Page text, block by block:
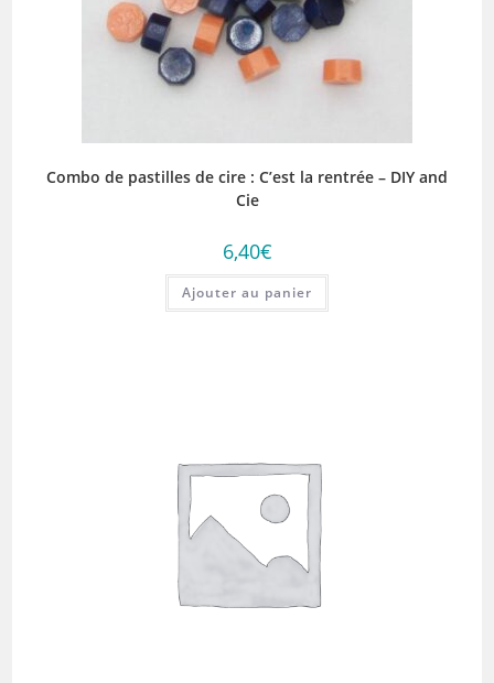
Combo de pastilles de cire : C’est la rentrée – DIY and
Cie
6,40€
Ajouter au panier